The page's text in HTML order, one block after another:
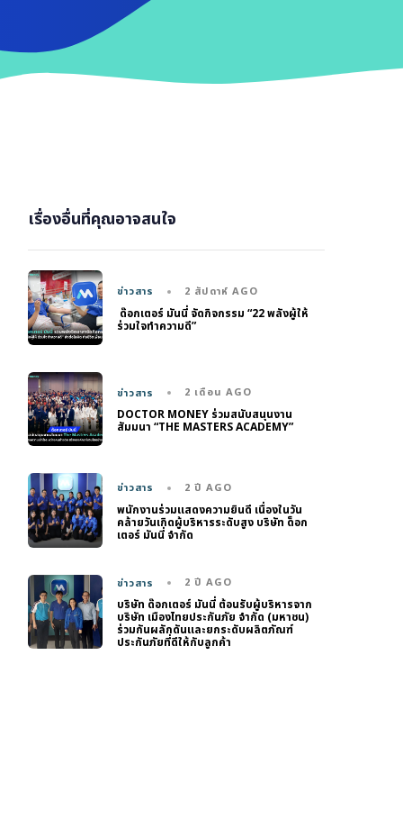
เรื่องอื่นที่คุณอาจสนใจ
ข่าวสาร 2 สัปดาห์ AGO
ด๊อกเตอร์ มันนี่ จัดกิจกรรม “22 พลังผู้ให้
ร่วมใจทำความดี”
ข่าวสาร 2 เดือน AGO
DOCTOR MONEY ร่วมสนับสนุนงาน
สัมมนา “THE MASTERS ACADEMY”
ข่าวสาร 2 ปี AGO
พนักงานร่วมแสดงความยินดี เนื่องในวัน
คล้ายวันเกิดผู้บริหารระดับสูง บริษัท ด็อก
เตอร์ มันนี่ จำกัด
ข่าวสาร 2 ปี AGO
บริษัท ด๊อกเตอร์ มันนี่ ต้อนรับผู้บริหารจาก
บริษัท เมืองไทยประกันภัย จำกัด (มหาชน)
ร่วมกันผลักดันและยกระดับผลิตภัณฑ์
ประกันภัยที่ดีให้กับลูกค้า